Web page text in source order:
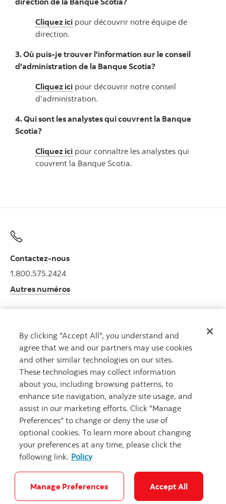
Cliquez ici pour découvrir notre équipe de
direction.
3. Où puis-je trouver l'information sur le conseil
d'administration de la Banque Scotia?
Cliquez ici pour découvrir notre conseil
d'administration.
4. Qui sont les analystes qui couvrent la Banque
Scotia?
Cliquez ici pour connaître les analystes qui
couvrent la Banque Scotia.
Contactez-nous
1.800.575.2424
Autres numéros
Obtenir des conseils
Rencontrez un conseiller.
Prenez rendez-vous
Carrières Notes juridiques
By clicking "Accept All", you understand and
agree that we and our partners may use cookies
and other similar technologies on our sites.
These technologies may collect information
about you, including browsing patterns, to
enhance site navigation, analyze site usage, and
assist in our marketing efforts. Click "Manage
Preferences" to change or deny the use of
optional cookies. To learn more about changing
your preferences at any time, please click the
following link. Policy
Manage Preferences Accept All